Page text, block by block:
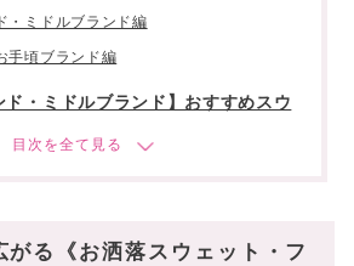
・ミドルブランド編
手頃ブランド編
ド・ミドルブランド】おすすめスウ
スポーツブランド「STONE ISLAND」
がる《お洒落スウェット・フ